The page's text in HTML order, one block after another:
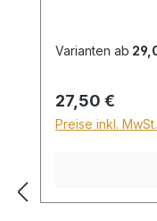
Format Breite
Deutschlands
Höhe von
Versand ins
Varianten ab
Regulärer
27,50 €
Preise inkl.